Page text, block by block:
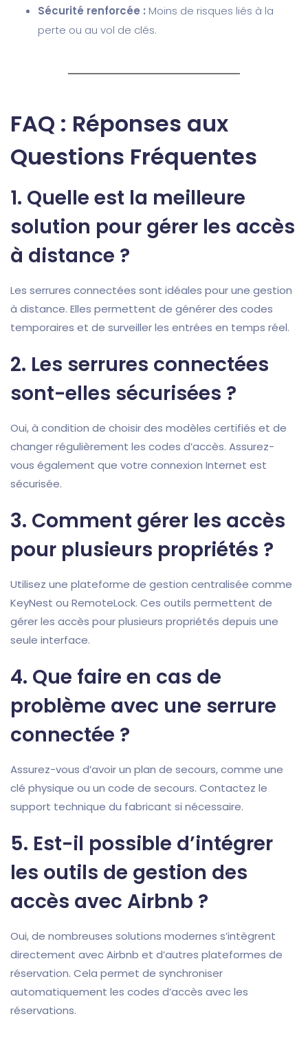
Sécurité renforcée : Moins de risques liés à la
perte ou au vol de clés.
FAQ : Réponses aux
Questions Fréquentes
1. Quelle est la meilleure
solution pour gérer les accès
à distance ?
Les serrures connectées sont idéales pour une gestion
à distance. Elles permettent de générer des codes
temporaires et de surveiller les entrées en temps réel.
2. Les serrures connectées
sont-elles sécurisées ?
Oui, à condition de choisir des modèles certifiés et de
changer régulièrement les codes d’accès. Assurez-
vous également que votre connexion Internet est
sécurisée.
3. Comment gérer les accès
pour plusieurs propriétés ?
Utilisez une plateforme de gestion centralisée comme
KeyNest ou RemoteLock. Ces outils permettent de
gérer les accès pour plusieurs propriétés depuis une
seule interface.
4. Que faire en cas de
problème avec une serrure
connectée ?
Assurez-vous d’avoir un plan de secours, comme une
clé physique ou un code de secours. Contactez le
support technique du fabricant si nécessaire.
5. Est-il possible d’intégrer
les outils de gestion des
accès avec Airbnb ?
Oui, de nombreuses solutions modernes s’intègrent
directement avec Airbnb et d’autres plateformes de
réservation. Cela permet de synchroniser
automatiquement les codes d’accès avec les
réservations.